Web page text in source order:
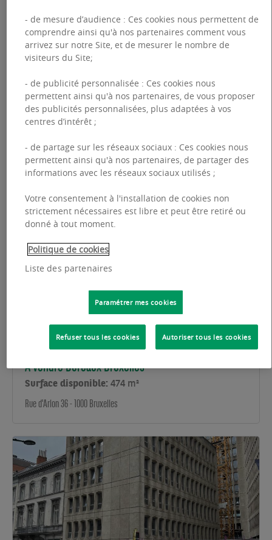
À louer Bureaux Bruxelles The Arlon 80
Surface disponible:480 m² (à partir de 340 m²)
À vendre Bureaux Bruxelles
Surface disponible: 474 m²
Rue d'Arlon 36 - 1000 Bruxelles
- de mesure d’audience : Ces cookies nous permettent de
comprendre ainsi qu'à nos partenaires comment vous
arrivez sur notre Site, et de mesurer le nombre de
visiteurs du Site;
- de publicité personnalisée : Ces cookies nous
permettent ainsi qu'à nos partenaires, de vous proposer
des publicités personnalisées, plus adaptées à vos
centres d’intérêt ;
- de partage sur les réseaux sociaux : Ces cookies nous
permettent ainsi qu'à nos partenaires, de partager des
informations avec les réseaux sociaux utilisés ;
Votre consentement à l'installation de cookies non
strictement nécessaires est libre et peut être retiré ou
donné à tout moment.
Politique de cookies
Liste des partenaires
Paramétrer mes cookies
Refuser tous les cookies Autoriser tous les cookies